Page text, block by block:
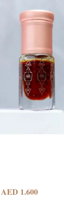
AED 1.600